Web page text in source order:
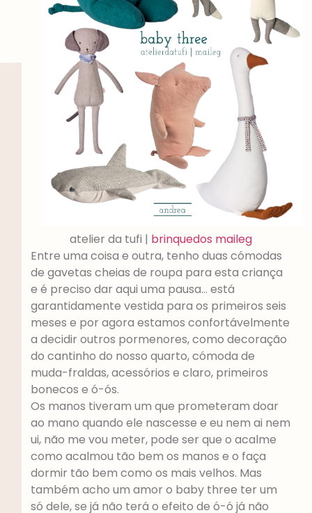
atelier da tufi | brinquedos maileg
Entre uma coisa e outra, tenho duas cómodas
de gavetas cheias de roupa para esta criança
e é preciso dar aqui uma pausa… está
garantidamente vestida para os primeiros seis
meses e por agora estamos confortávelmente
a decidir outros pormenores, como decoração
do cantinho do nosso quarto, cómoda de
muda-fraldas, acessórios e claro, primeiros
bonecos e ó-ós.
Os manos tiveram um que prometeram doar
ao mano quando ele nascesse e eu nem ai nem
ui, não me vou meter, pode ser que o acalme
como acalmou tão bem os manos e o faça
dormir tão bem como os mais velhos. Mas
também acho um amor o baby three ter um
só dele, se já não terá o efeito de ó-ó já não